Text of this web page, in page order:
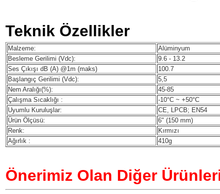
Teknik Özellikler
Malzeme:
Alüminyum
Besleme Gerilimi (Vdc):
9.6 - 13.2
Ses Çıkışı dB (A) @1m (maks)
100.7
Başlangıç Gerilimi (Vdc):
5,5
Nem Aralığı(%):
45-85
Çalışma Sıcaklığı :
-10°C ~ +50°C
Uyumlu Kuruluşlar:
CE, LPCB; EN54
Ürün Ölçüsü:
6" (150 mm)
Renk:
Kırmızı
Ağırlık :
410g
Önerimiz Olan Diğer